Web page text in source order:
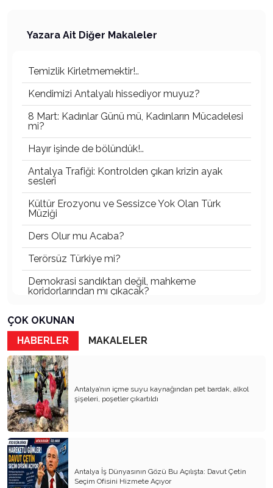
Yazara Ait Diğer Makaleler
Temizlik Kirletmemektir!..
Kendimizi Antalyalı hissediyor muyuz?
8 Mart: Kadınlar Günü mü, Kadınların Mücadelesi
mi?
Hayır işinde de bölündük!..
Antalya Trafiği: Kontrolden çıkan krizin ayak
sesleri
Kültür Erozyonu ve Sessizce Yok Olan Türk
Müziği
Ders Olur mu Acaba?
Terörsüz Türkiye mi?
Demokrasi sandıktan değil, mahkeme
koridorlarından mı çıkacak?
Gazetecinin kaderi!..
Turizmde Herşey Dahil Sistemi tartışılmalı
MB Başkanı ve Şimşek’e
Padişahın Vergi Deneyi!..
Erdoğan ve Özel’e açık mektup!..
Bahçeli siyasetin zirvesine oturdu!..
Artık yeter!.. Başka Antalya yok!..
Milli Eğitim cemaatlere mi teslim ediliyor?
ÇOK OKUNAN
HABERLER
MAKALELER
Antalya’nın içme suyu kaynağından pet bardak, alkol
şişeleri, poşetler çıkartıldı
Antalya İş Dünyasının Gözü Bu Açılışta: Davut Çetin
Seçim Ofisini Hizmete Açıyor